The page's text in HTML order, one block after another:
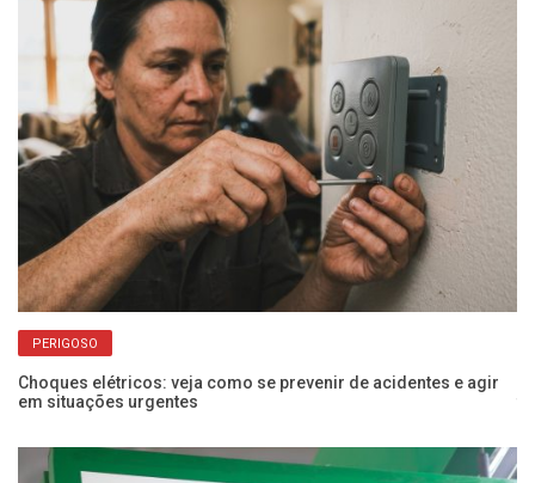
PERIGOSO
Choques elétricos: veja como se prevenir de acidentes e agir
em situações urgentes